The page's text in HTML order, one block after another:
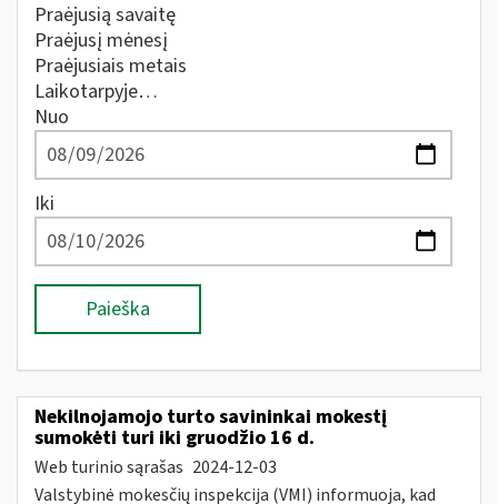
Praėjusią savaitę
Praėjusį mėnesį
Praėjusiais metais
Laikotarpyje…
Nuo
Iki
Paieška
Nekilnojamojo turto savininkai mokestį
sumokėti turi iki gruodžio 16 d.
Web turinio sąrašas 2024-12-03
Valstybinė mokesčių inspekcija (VMI) informuoja, kad